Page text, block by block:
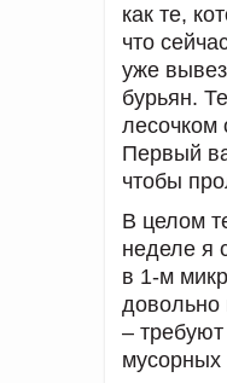
как те,
что
уже
бурьян.
лесочком
Первый
чтобы
В целом
неделе я
в 1-м
довольно
–
мусорных